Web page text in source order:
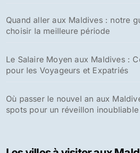
Quand aller aux Maldives : notre
choisir la meilleure période
Le Salaire Moyen aux Maldives :
pour les Voyageurs et Expatriés
Où passer le nouvel an aux
spots pour un réveillon inoubliable